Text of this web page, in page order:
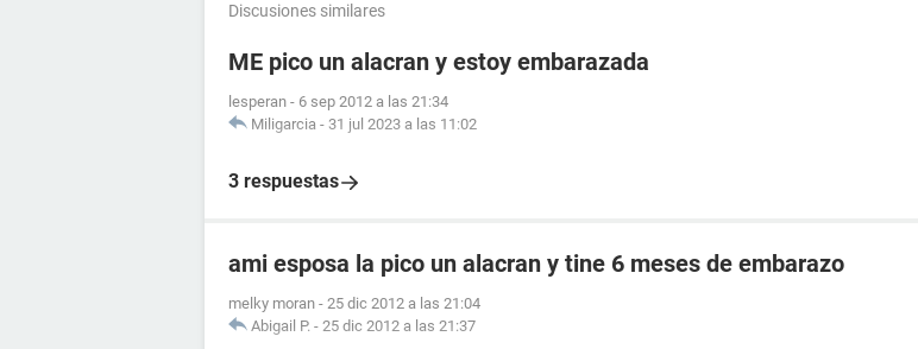
Discusiones similares
ME pico un alacran y estoy embarazada
lesperan - 6 sep 2012 a las 21:34
Miligarcia - 31 jul 2023 a las 11:02
3 respuestas
ami esposa la pico un alacran y tine 6 meses de embarazo
melky moran - 25 dic 2012 a las 21:04
Abigail P. - 25 dic 2012 a las 21:37